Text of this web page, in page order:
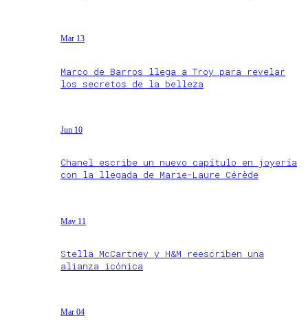
Mar 13
Marco de Barros llega a Troy para revelar
los secretos de la belleza
Jun 10
Chanel escribe un nuevo capítulo en joyería
con la llegada de Marie-Laure Cérède
May 11
Stella McCartney y H&M reescriben una
alianza icónica
Mar 04